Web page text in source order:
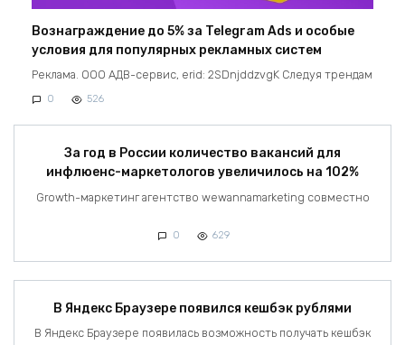
Вознаграждение до 5% за Telegram Ads и особые
условия для популярных рекламных систем
Реклама. ООО АДВ-сервис, erid: 2SDnjddzvgK Следуя трендам
0 526
За год в России количество вакансий для
инфлюенс-маркетологов увеличилось на 102%
Growth-маркетинг агентство wewannamarketing совместно
0 629
В Яндекс Браузере появился кешбэк рублями
В Яндекс Браузере появилась возможность получать кешбэк